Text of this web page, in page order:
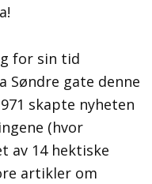
for sin tid
Søndre gate denne
skapte nyheten
(hvor
av 14 hektiske
artikler om